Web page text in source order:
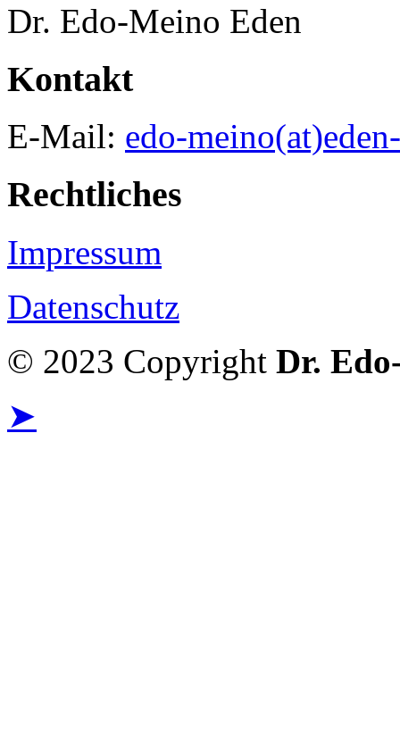
Dr. Edo-Meino Eden
Kontakt
E-Mail: edo-
Rechtliches
Impressum
Datenschutz
© 2023 Copyright Dr.
➤